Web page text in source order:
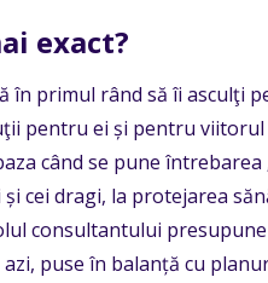
exact?
în primul rând să îi asculţi
pentru ei și pentru
când se pune întrebarea
cei dragi, la protejarea
consultantului
puse în balanță cu